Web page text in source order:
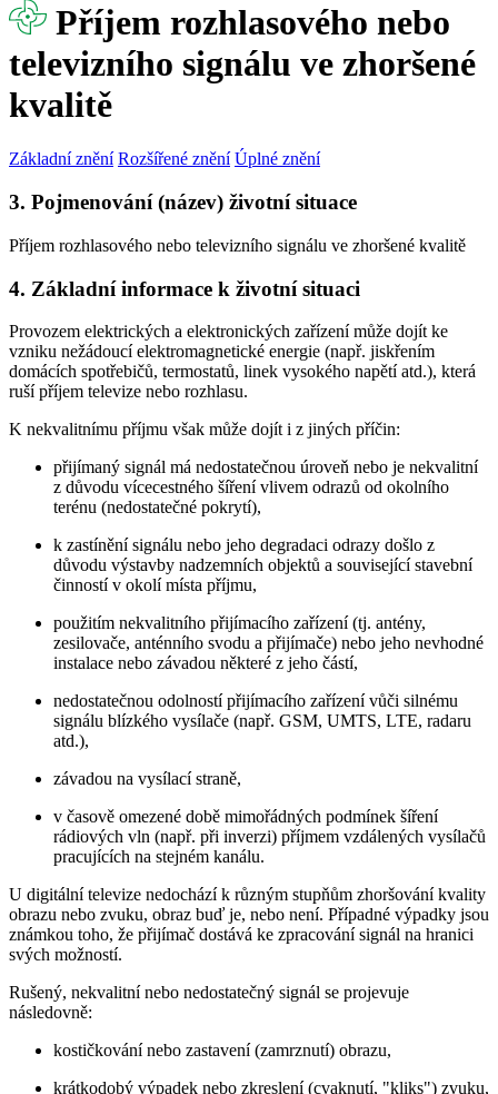
Příjem rozhlasového nebo
televizního signálu ve zhoršené
kvalitě
Základní znění Rozšířené znění Úplné znění
3. Pojmenování (název) životní situace
Příjem rozhlasového nebo televizního signálu ve zhoršené kvalitě
4. Základní informace k životní situaci
Provozem elektrických a elektronických zařízení může dojít ke
vzniku nežádoucí elektromagnetické energie (např. jiskřením
domácích spotřebičů, termostatů, linek vysokého napětí atd.), která
ruší příjem televize nebo rozhlasu.
K nekvalitnímu příjmu však může dojít i z jiných příčin:
přijímaný signál má nedostatečnou úroveň nebo je nekvalitní
z důvodu vícecestného šíření vlivem odrazů od okolního
terénu (nedostatečné pokrytí),
k zastínění signálu nebo jeho degradaci odrazy došlo z
důvodu výstavby nadzemních objektů a související stavební
činností v okolí místa příjmu,
použitím nekvalitního přijímacího zařízení (tj. antény,
zesilovače, anténního svodu a přijímače) nebo jeho nevhodné
instalace nebo závadou některé z jeho částí,
nedostatečnou odolností přijímacího zařízení vůči silnému
signálu blízkého vysílače (např. GSM, UMTS, LTE, radaru
atd.),
závadou na vysílací straně,
v časově omezené době mimořádných podmínek šíření
rádiových vln (např. při inverzi) příjmem vzdálených vysílačů
pracujících na stejném kanálu.
U digitální televize nedochází k různým stupňům zhoršování kvality
obrazu nebo zvuku, obraz buď je, nebo není. Případné výpadky jsou
známkou toho, že přijímač dostává ke zpracování signál na hranici
svých možností.
Rušený, nekvalitní nebo nedostatečný signál se projevuje
následovně:
kostičkování nebo zastavení (zamrznutí) obrazu,
krátkodobý výpadek nebo zkreslení (cvaknutí, "kliks") zvuku,